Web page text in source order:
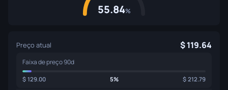
55.84%
Preço atual 119.64
Faixa de preço 90d
129.00 5% 212.79